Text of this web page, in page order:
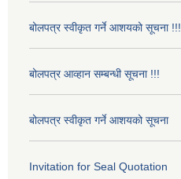
बोलपत्र स्वीकृत गर्ने आशयको सूचना !!!
बोलपत्र आव्हान सम्बन्धी सूचना !!!
बोलपत्र स्वीकृत गर्ने आशयको सूचना
Invitation for Seal Quotation